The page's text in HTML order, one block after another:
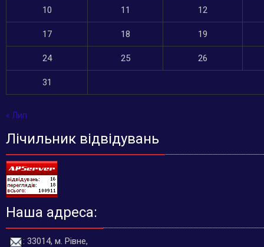
10 11 12
17 18 19
24 25 26
31
« Лип
Лічильник відвідувань
Наша адреса:
: 33014, м. Рівне,